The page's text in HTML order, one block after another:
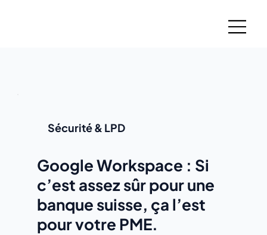
Sécurité & LPD
Google Workspace : Si
c’est assez sûr pour une
banque suisse, ça l’est
pour votre PME.